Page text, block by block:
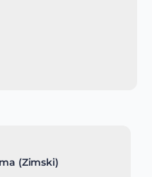
(Zimski)